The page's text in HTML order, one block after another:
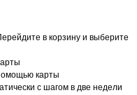
в корзину и выберите
карты
с шагом в две недели